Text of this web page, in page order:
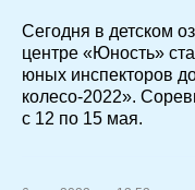
Сегодня в детском
центре «Юность»
юных инспекторов
колесо-2022».
с 12 по 15 мая.